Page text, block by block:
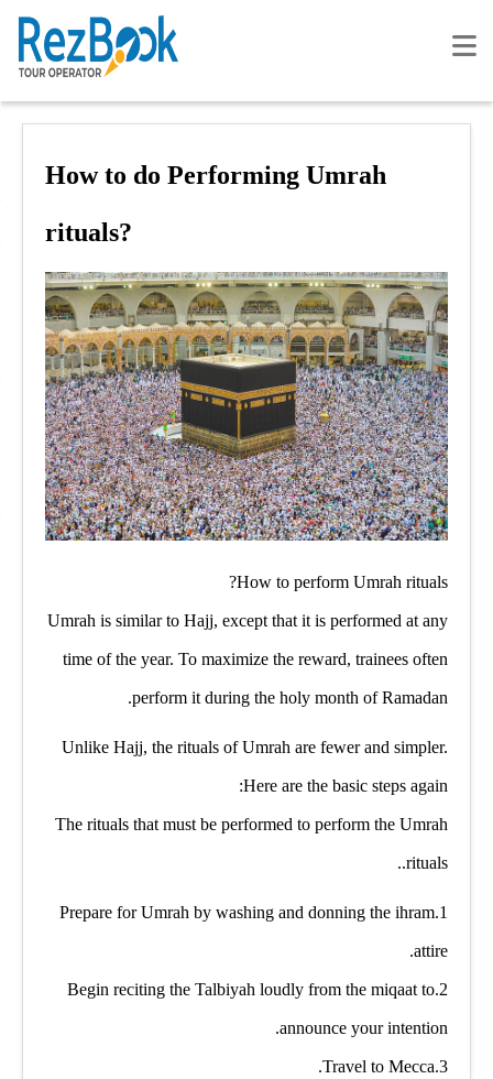
How to do Performing Umrah
rituals?
How to perform Umrah rituals?
Umrah is similar to Hajj, except that it is performed at any
time of the year. To maximize the reward, trainees often
perform it during the holy month of Ramadan.
Unlike Hajj, the rituals of Umrah are fewer and simpler.
Here are the basic steps again:
The rituals that must be performed to perform the Umrah
rituals..
1.Prepare for Umrah by washing and donning the ihram
attire.
2.Begin reciting the Talbiyah loudly from the miqaat to
announce your intention.
3.Travel to Mecca.